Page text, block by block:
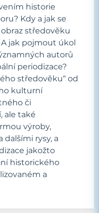
historie
Kdy a jak se
středověku
jak pojmout úkol
autorů
periodizace?
středověku“ od
kulturní
či
ale také
výroby,
dalšími rysy, a
jakožto
historického
a